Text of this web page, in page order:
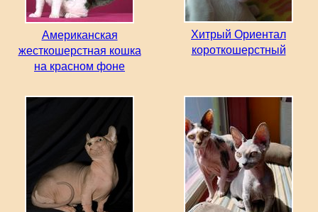
Американская
жесткошерстная кошка
на красном фоне
Хитрый Ориентал
короткошерстный